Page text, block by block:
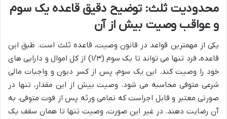
محدودیت ثلث: توضیح دقیق قاعده یک سوم
و عواقب وصیت بیش از آن
یکی از مهمترین قواعد در قانون وصیت، قاعده ثلث است. طبق این
قاعده، فرد تنها می تواند تا یک سوم (۱/۳) از کل اموال و دارایی های
خود را وصیت کند. این یک سوم، پس از کسر دیون و واجبات مالی
شرعی متوفی محاسبه می شود. وصیت بیش از این مقدار، تنها در
صورتی معتبر و قابل اجراست که تمامی ورثه پس از فوت متوفی، به
آن رضایت دهند. در غیر این صورت، وصیت تنها تا همان سقف یک